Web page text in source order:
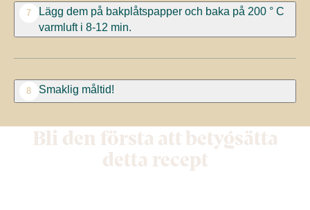
7
Lägg dem på bakplåtspapper och baka på 200 ° C
varmluft i 8-12 min.
8 Smaklig måltid!
Bli den första att betygsätta
detta recept